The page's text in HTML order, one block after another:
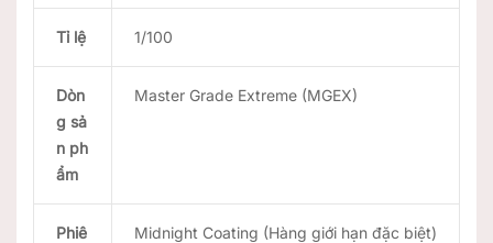
Tỉ lệ 1/100
Dòn
g sả
n ph
ẩm
Master Grade Extreme (MGEX)
Phiê
Midnight Coating (Hàng giới hạn đặc biệt)